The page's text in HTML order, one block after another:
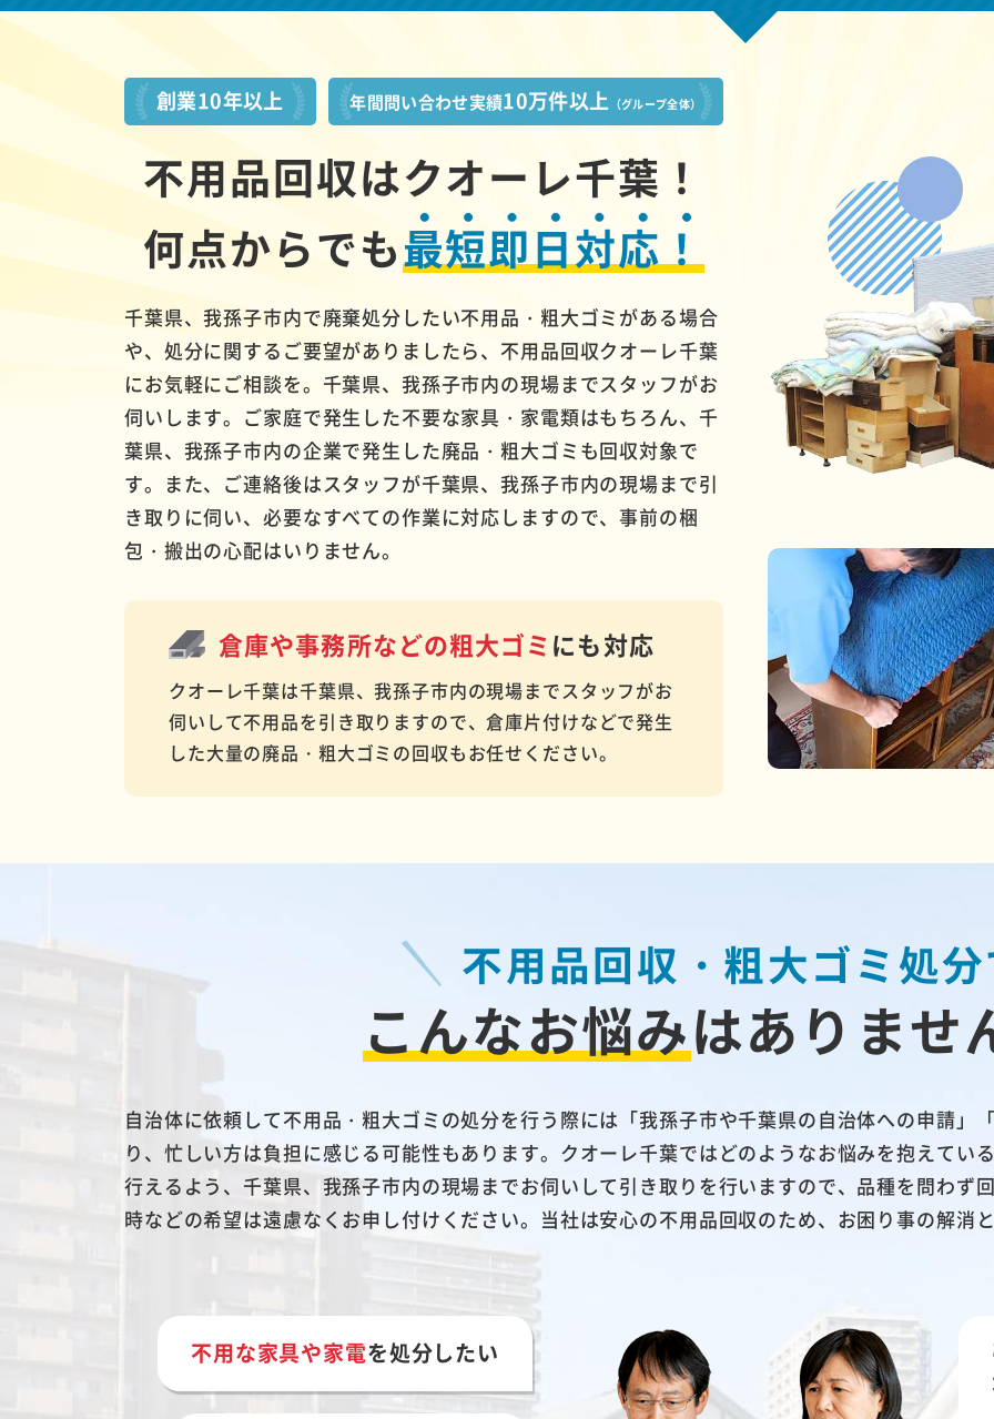
創業10年以上 年間問い合わせ実績10万件以上 （グループ全体）
不用品回収はクオーレ千葉！
何点からでも最短即日対応！
千葉県、我孫子市内で廃棄処分したい不用品・粗大ゴミがある場合
や、処分に関するご要望がありましたら、不用品回収クオーレ千葉
にお気軽にご相談を。千葉県、我孫子市内の現場までスタッフがお
伺いします。ご家庭で発生した不要な家具・家電類はもちろん、千
葉県、我孫子市内の企業で発生した廃品・粗大ゴミも回収対象で
す。また、ご連絡後はスタッフが千葉県、我孫子市内の現場まで引
き取りに伺い、必要なすべての作業に対応しますので、事前の梱
包・搬出の心配はいりません。
倉庫や事務所などの粗大ゴミ にも対応
クオーレ千葉は千葉県、我孫子市内の現場までスタッフがお
伺いして不用品を引き取りますので、倉庫片付けなどで発生
した大量の廃品・粗大ゴミの回収もお任せください。
不用品回収・粗大ゴミ処
こんなお悩みはありませ
自治体に依頼して不用品・粗大ゴミの処分を行う際には「我孫子市や千葉県の自治体への申請」
り、忙しい方は負担に感じる可能性もあります。クオーレ千葉ではどのようなお悩みを抱えてい
行えるよう、千葉県、我孫子市内の現場までお伺いして引き取りを行いますので、品種を問わず
時などの希望は遠慮なくお申し付けください。当社は安心の不用品回収のため、お困り事の解消
不用な家具や家電を処分したい